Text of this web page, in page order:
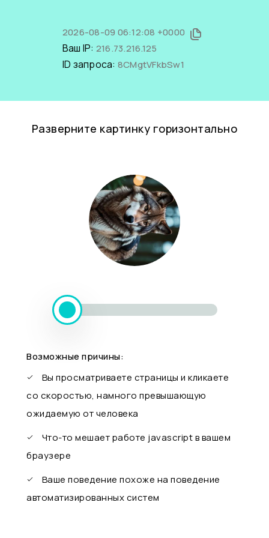
2026-08-09 06:12:08 +0000
Ваш IP: 216.73.216.125
ID запроса: 8CMgtVFkbSw1
Разверните картинку горизонтально
Возможные причины:
Вы просматриваете страницы и кликаете
со скоростью, намного превышающую
ожидаемую от человека
Что-то мешает работе javascript в вашем
браузере
Ваше поведение похоже на поведение
автоматизированных систем